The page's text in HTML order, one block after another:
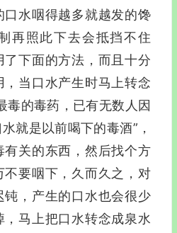
水咽得越多就越发的馋
再照此下去会抵挡不住
了下面的方法，而且十分
当口水产生时马上转念
毒的毒药，已有无数人因
就是以前喝下的毒酒”，
关的东西，然后找个方
要咽下，久而久之，对
，产生的口水也会很少
，马上把口水转念成泉水